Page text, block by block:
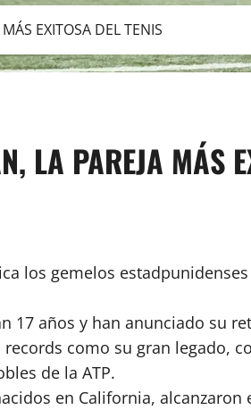
EXITOSA DEL TENIS
LA PAREJA MÁS
los gemelos
17 años y han anunciado su
como su gran legado,
de la ATP.
en California,